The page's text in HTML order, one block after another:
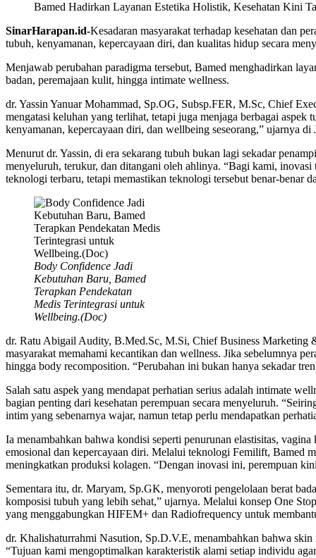
Bamed Hadirkan Layanan Estetika Holistik, Kesehatan Kini
SinarHarapan.id-Kesadaran masyarakat terhadap kesehatan dan
tubuh, kenyamanan, kepercayaan diri, dan kualitas hidup secara
Menjawab perubahan paradigma tersebut, Bamed menghadirkan
badan, peremajaan kulit, hingga intimate wellness.
dr. Yassin Yanuar Mohammad, Sp.OG, Subsp.FER, M.Sc, Chief
mengatasi keluhan yang terlihat, tetapi juga menjaga berbagai
kenyamanan, kepercayaan diri, dan wellbeing seseorang,” ujarnya
Menurut dr. Yassin, di era sekarang tubuh bukan lagi sekadar
menyeluruh, terukur, dan ditangani oleh ahlinya. “Bagi kami,
teknologi terbaru, tetapi memastikan teknologi tersebut benar-benar
Body Confidence Jadi
Kebutuhan Baru, Bamed
Terapkan Pendekatan
Medis Terintegrasi untuk
Wellbeing.(Doc)
dr. Ratu Abigail Audity, B.Med.Sc, M.Si, Chief Business Marketing
masyarakat memahami kecantikan dan wellness. Jika sebelumnya
hingga body recomposition. “Perubahan ini bukan hanya sekadar
Salah satu aspek yang mendapat perhatian serius adalah intimate
bagian penting dari kesehatan perempuan secara menyeluruh.
intim yang sebenarnya wajar, namun tetap perlu mendapatkan
Ia menambahkan bahwa kondisi seperti penurunan elastisitas,
emosional dan kepercayaan diri. Melalui teknologi Femilift, Bamed
meningkatkan produksi kolagen. “Dengan inovasi ini, perempuan
Sementara itu, dr. Maryam, Sp.GK, menyoroti pengelolaan berat
komposisi tubuh yang lebih sehat,” ujarnya. Melalui konsep One
yang menggabungkan HIFEM+ dan Radiofrequency untuk
dr. Khalishaturrahmi Nasution, Sp.D.V.E, menambahkan bahwa
“Tujuan kami mengoptimalkan karakteristik alami setiap individu